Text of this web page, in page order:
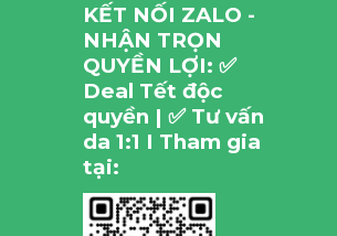
KẾT NỐI ZALO -
NHẬN TRỌN
QUYỀN LỢI: ✅
Deal Tết độc
quyền | ✅ Tư vấn
da 1:1 I Tham gia
tại: